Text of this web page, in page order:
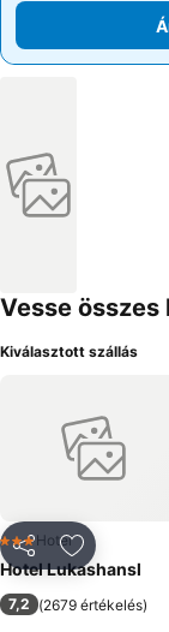
Vesse
Kiválasztott szállás
Megosztás
3 Kategória
Hotel
Hotel Lukashansl
7,2 (2679 értékelés)